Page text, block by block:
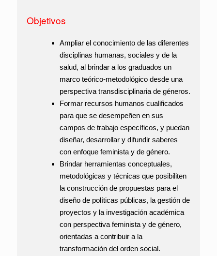
Objetivos
Ampliar el conocimiento de las diferentes
disciplinas humanas, sociales y de la
salud, al brindar a los graduados un
marco teórico-metodológico desde una
perspectiva transdisciplinaria de géneros.
Formar recursos humanos cualificados
para que se desempeñen en sus
campos de trabajo específicos, y puedan
diseñar, desarrollar y difundir saberes
con enfoque feminista y de género.
Brindar herramientas conceptuales,
metodológicas y técnicas que posibiliten
la construcción de propuestas para el
diseño de políticas públicas, la gestión de
proyectos y la investigación académica
con perspectiva feminista y de género,
orientadas a contribuir a la
transformación del orden social.